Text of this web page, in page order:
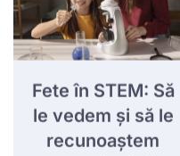
Fete în STEM: Să
le vedem și să le
recunoaștem